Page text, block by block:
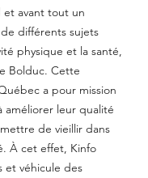
et avant tout un
différents sujets
physique et la santé,
Bolduc. Cette
a pour mission
améliorer leur qualité
de vieillir dans
À cet effet, Kinfo
et véhicule des